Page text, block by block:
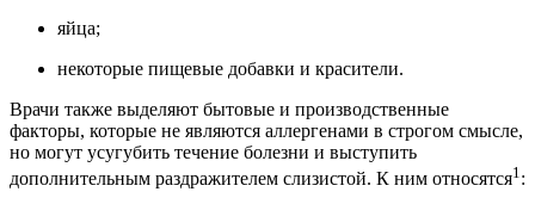
яйца;
некоторые пищевые добавки и красители.
Врачи также выделяют бытовые и производственные
факторы, которые не являются аллергенами в строгом смысле,
но могут усугубить течение болезни и выступить
дополнительным раздражителем слизистой. К ним относятся1: